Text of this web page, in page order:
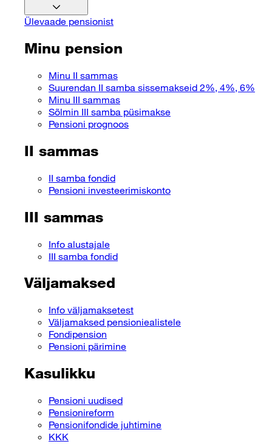
Ülevaade pensionist
Minu pension
Minu II sammas
Suurendan II samba sissemakseid 2%, 4%, 6%
Minu III sammas
Sõlmin III samba püsimakse
Pensioni prognoos
II sammas
II samba fondid
Pensioni investeerimiskonto
III sammas
Info alustajale
III samba fondid
Väljamaksed
Info väljamaksetest
Väljamaksed pensioniealistele
Fondipension
Pensioni pärimine
Kasulikku
Pensioni uudised
Pensionireform
Pensionifondide juhtimine
KKK